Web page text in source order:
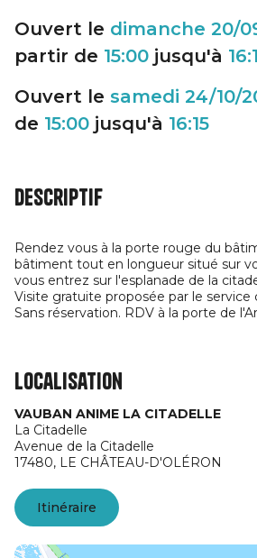
Ouvert le dimanche 20/
partir de 15:00 jusqu'à
Ouvert le samedi 24/10/
de 15:00 jusqu'à 16:15
Descriptif
Rendez vous à la porte rouge du
bâtiment tout en longueur situé sur
vous entrez sur l'esplanade de la
Visite gratuite proposée par le service
Sans réservation. RDV à la porte de
Localisation
VAUBAN ANIME LA CITADELLE
La Citadelle
Avenue de la Citadelle
17480, LE CHÂTEAU-D'OLÉRON
Itinéraire